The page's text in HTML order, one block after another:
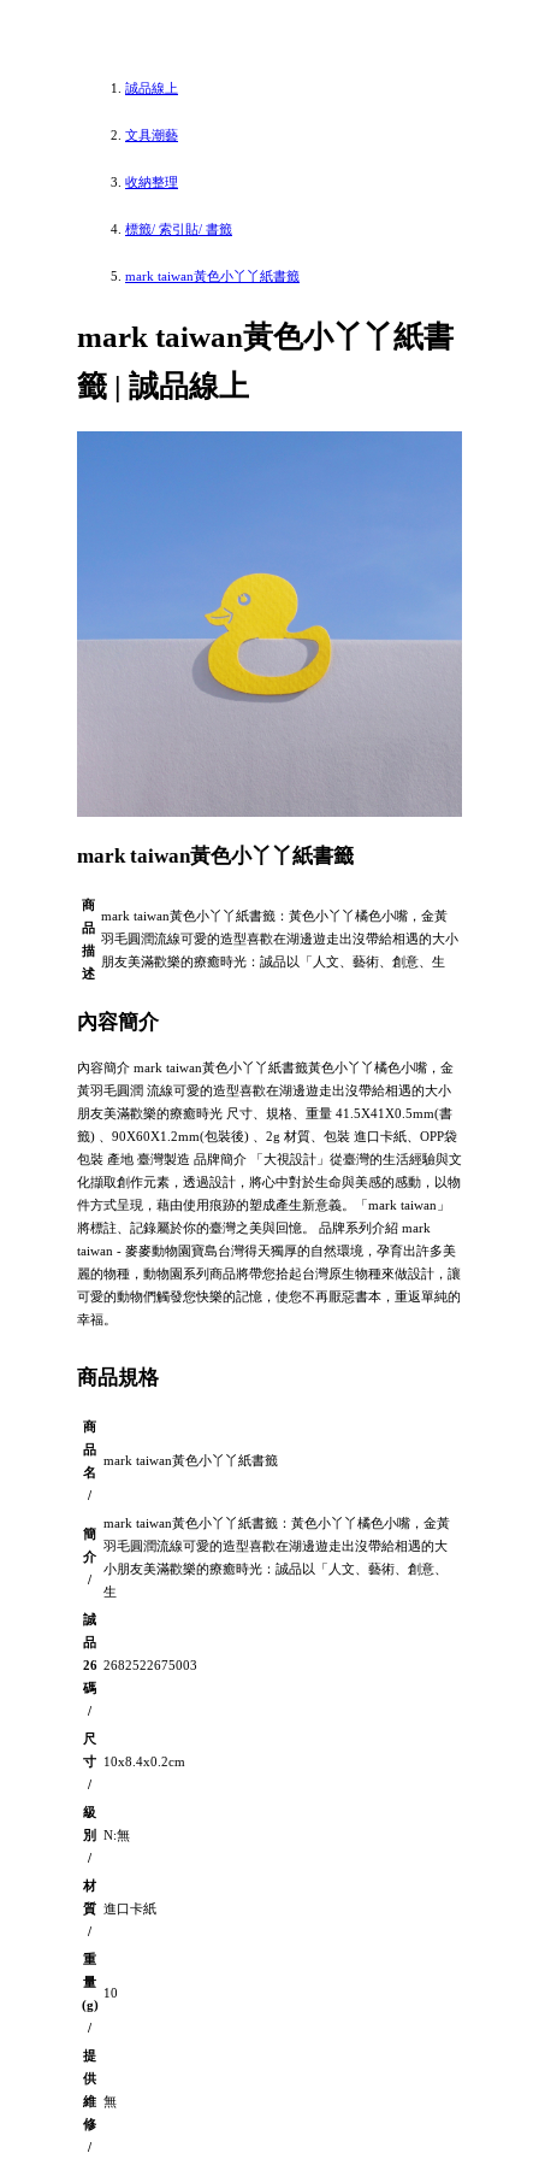
誠品線上
文具潮藝
收納整理
標籤/ 索引貼/ 書籤
mark taiwan黃色小丫丫紙書籤
mark taiwan黃色小丫丫紙書
籤 | 誠品線上
mark taiwan黃色小丫丫紙書籤
商
品
描
述
mark taiwan黃色小丫丫紙書籤：黃色小丫丫橘色小嘴，金黃
羽毛圓潤流線可愛的造型喜歡在湖邊遊走出沒帶給相遇的大小
朋友美滿歡樂的療癒時光：誠品以「人文、藝術、創意、生
內容簡介
內容簡介 mark taiwan黃色小丫丫紙書籤黃色小丫丫橘色小嘴，金
黃羽毛圓潤 流線可愛的造型喜歡在湖邊遊走出沒帶給相遇的大小
朋友美滿歡樂的療癒時光 尺寸、規格、重量 41.5X41X0.5mm(書
籤) 、90X60X1.2mm(包裝後) 、2g 材質、包裝 進口卡紙、OPP袋
包裝 產地 臺灣製造 品牌簡介 「大視設計」從臺灣的生活經驗與文
化擷取創作元素，透過設計，將心中對於生命與美感的感動，以物
件方式呈現，藉由使用痕跡的塑成產生新意義。「mark taiwan」
將標註、記錄屬於你的臺灣之美與回憶。 品牌系列介紹 mark
taiwan - 麥麥動物園寶島台灣得天獨厚的自然環境，孕育出許多美
麗的物種，動物園系列商品將帶您拾起台灣原生物種來做設計，讓
可愛的動物們觸發您快樂的記憶，使您不再厭惡書本，重返單純的
幸福。
商品規格
商
品
名
/
mark taiwan黃色小丫丫紙書籤
簡
介
/
mark taiwan黃色小丫丫紙書籤：黃色小丫丫橘色小嘴，金黃
羽毛圓潤流線可愛的造型喜歡在湖邊遊走出沒帶給相遇的大
小朋友美滿歡樂的療癒時光：誠品以「人文、藝術、創意、
生
誠
品
26
碼
/
2682522675003
尺
寸
/
10x8.4x0.2cm
級
別
/
N:無
材
質
/
進口卡紙
重
量
(g)
/
10
提
供
維
修
/
無